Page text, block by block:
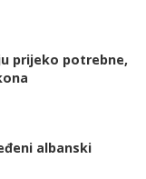
prijeko potrebne,
albanski